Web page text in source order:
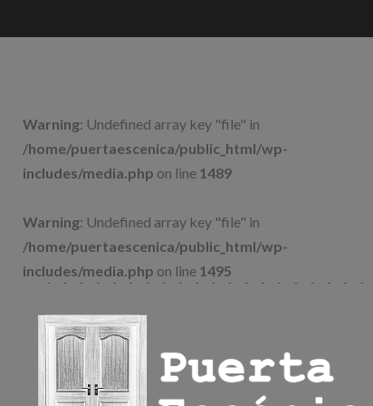
al
Warning: Undefined array key "file" in
/home/puertaescenica/public_html/wp-
includes/media.php on line 1489
Warning: Undefined array key "file" in
/home/puertaescenica/public_html/wp-
includes/media.php on line 1495